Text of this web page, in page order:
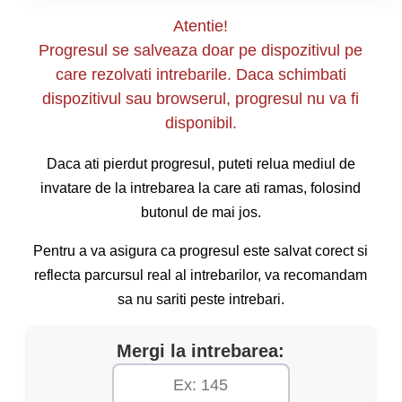
Atentie!
Progresul se salveaza doar pe dispozitivul pe
care rezolvati intrebarile. Daca schimbati
dispozitivul sau browserul, progresul nu va fi
disponibil.
Daca ati pierdut progresul, puteti relua mediul de
invatare de la intrebarea la care ati ramas, folosind
butonul de mai jos.
Pentru a va asigura ca progresul este salvat corect si
reflecta parcursul real al intrebarilor, va recomandam
sa nu sariti peste intrebari.
Mergi la intrebarea: